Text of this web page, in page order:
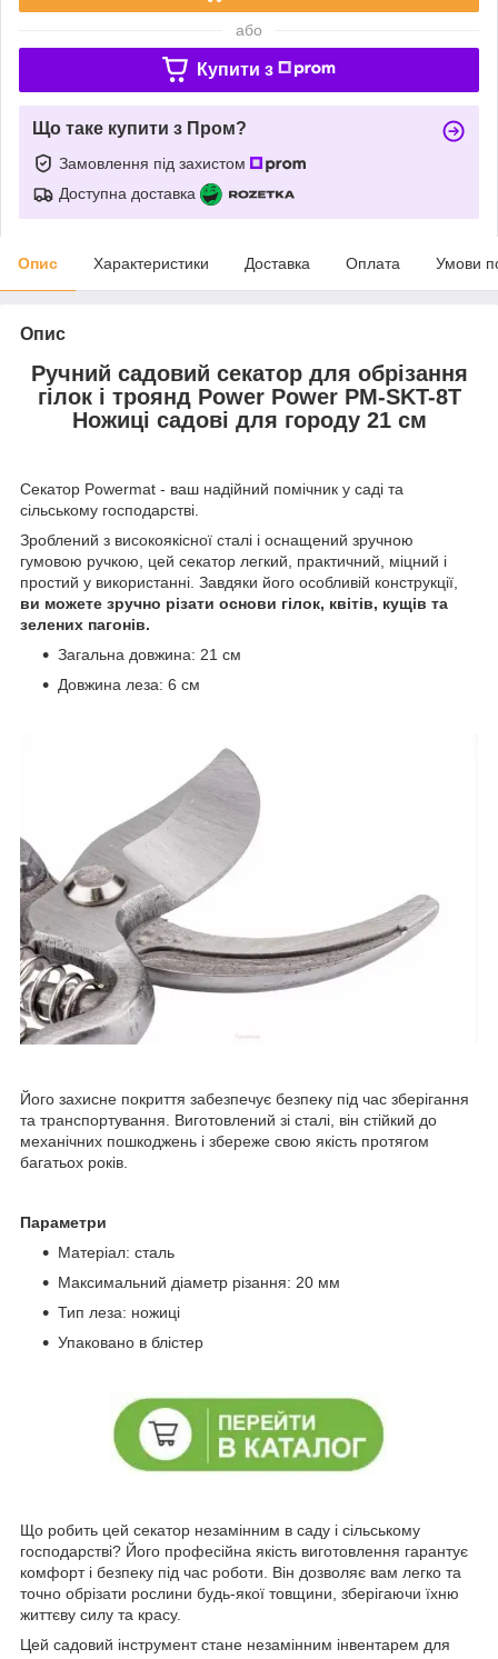
або
Купити з
Що таке купити з Пром?
Замовлення під захистом
Доступна доставка
Опис Характеристики Доставка Оплата Умови
Опис
Ручний садовий секатор для обрізання
гілок і троянд Power Power PM-SKT-8T
Ножиці садові для городу 21 см
Секатор Powermat - ваш надійний помічник у саді та
сільському господарстві.
Зроблений з високоякісної сталі і оснащений зручною
гумовою ручкою, цей секатор легкий, практичний, міцний і
простий у використанні. Завдяки його особливій конструкції,
ви можете зручно різати основи гілок, квітів, кущів та
зелених пагонів.
Загальна довжина: 21 см
Довжина леза: 6 см
Його захисне покриття забезпечує безпеку під час зберігання
та транспортування. Виготовлений зі сталі, він стійкий до
механічних пошкоджень і збереже свою якість протягом
багатьох років.
Параметри
Матеріал: сталь
Максимальний діаметр різання: 20 мм
Тип леза: ножиці
Упаковано в блістер
Що робить цей секатор незамінним в саду і сільському
господарстві? Його професійна якість виготовлення гарантує
комфорт і безпеку під час роботи. Він дозволяє вам легко та
точно обрізати рослини будь-якої товщини, зберігаючи їхню
життєву силу та красу.
Цей садовий інструмент стане незамінним інвентарем для